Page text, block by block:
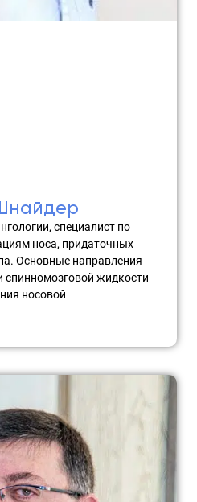
специалист по
носа, придаточных
Основные направления
спинномозговой жидкости
носовой